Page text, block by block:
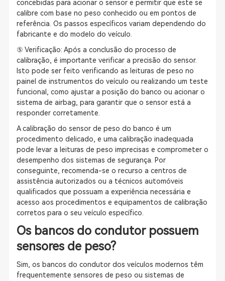
concebidas para acionar o sensor e permitir que este se
calibre com base no peso conhecido ou em pontos de
referência. Os passos específicos variam dependendo do
fabricante e do modelo do veículo.
⑤ Verificação: Após a conclusão do processo de
calibração, é importante verificar a precisão do sensor.
Isto pode ser feito verificando as leituras de peso no
painel de instrumentos do veículo ou realizando um teste
funcional, como ajustar a posição do banco ou acionar o
sistema de airbag, para garantir que o sensor está a
responder corretamente.
A calibração do sensor de peso do banco é um
procedimento delicado, e uma calibração inadequada
pode levar a leituras de peso imprecisas e comprometer o
desempenho dos sistemas de segurança. Por
conseguinte, recomenda-se o recurso a centros de
assistência autorizados ou a técnicos automóveis
qualificados que possuam a experiência necessária e
acesso aos procedimentos e equipamentos de calibração
corretos para o seu veículo específico.
Os bancos do condutor possuem
sensores de peso?
Sim, os bancos do condutor dos veículos modernos têm
frequentemente sensores de peso ou sistemas de